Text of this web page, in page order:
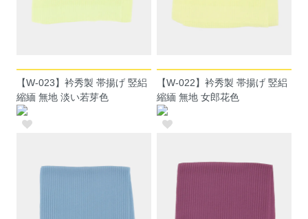
【W-023】衿秀製 帯揚げ 竪絽
縮緬 無地 淡い若芽色
【W-022】衿秀製 帯揚げ 竪絽
縮緬 無地 女郎花色